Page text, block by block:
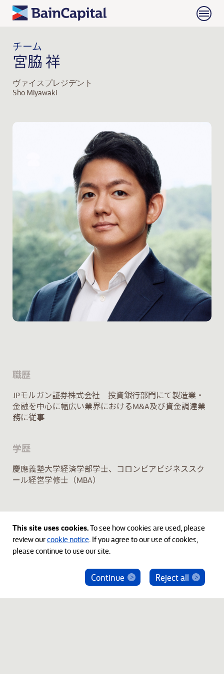
チーム
宮脇 祥
ヴァイスプレジデント
Sho Miyawaki
職歴
JPモルガン証券株式会社 投資銀行部門にて製造業・
金融を中心に幅広い業界におけるM&A及び資金調達業
務に従事
学歴
慶應義塾大学経済学部学士、コロンビアビジネススク
ール経営学修士（MBA）
ベインキャピタル社員を騙った投資勧誘にご注意
This site uses cookies.To see how cookies are used, please
review ourcookie notice. If you agree to our use of cookies,
please continue to use our site.
Reject all
Continue